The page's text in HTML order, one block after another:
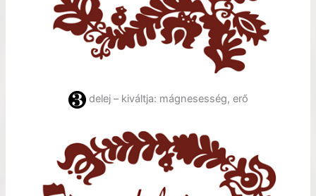
delej – kiváltja: mágnesesség, erő